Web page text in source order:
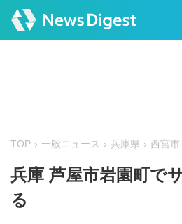
TOP 一般ニュース 兵庫県 西宮市
兵庫 芦屋市岩園町で
る